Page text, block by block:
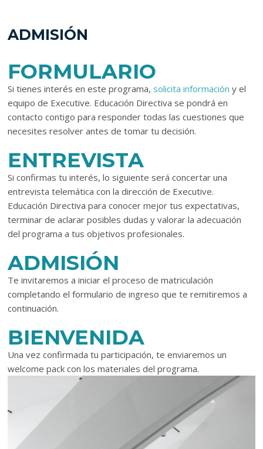
ADMISIÓN
FORMULARIO
Si tienes interés en este programa, solicita información y el
equipo de Executive. Educación Directiva se pondrá en
contacto contigo para responder todas las cuestiones que
necesites resolver antes de tomar tu decisión.
ENTREVISTA
Si confirmas tu interés, lo siguiente será concertar una
entrevista telemática con la dirección de Executive.
Educación Directiva para conocer mejor tus expectativas,
terminar de aclarar posibles dudas y valorar la adecuación
del programa a tus objetivos profesionales.
ADMISIÓN
Te invitaremos a iniciar el proceso de matriculación
completando el formulario de ingreso que te remitiremos a
continuación.
BIENVENIDA
Una vez confirmada tu participación, te enviaremos un
welcome pack con los materiales del programa.